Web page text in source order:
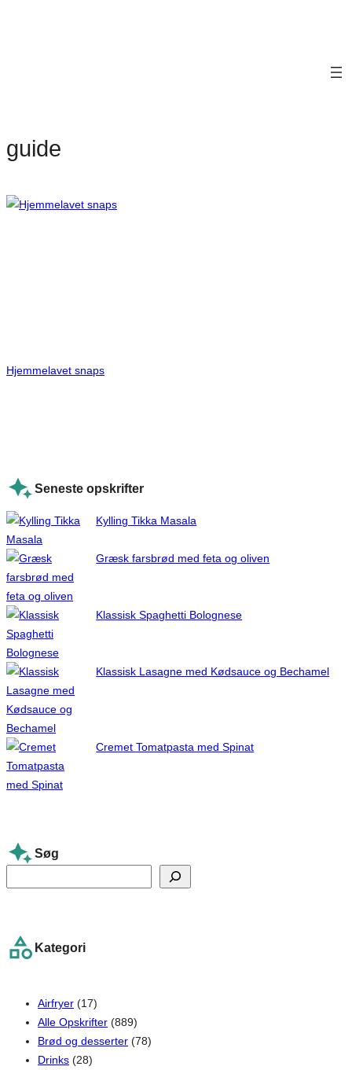
guide
Hjemmelavet snaps
Seneste opskrifter
Kylling Tikka Masala
Græsk farsbrød med feta og oliven
Klassisk Spaghetti Bolognese
Klassisk Lasagne med Kødsauce og Bechamel
Cremet Tomatpasta med Spinat
Søg
e
c
Kategori
Airfryer (17)
Alle Opskrifter (889)
Brød og desserter (78)
Drinks (28)